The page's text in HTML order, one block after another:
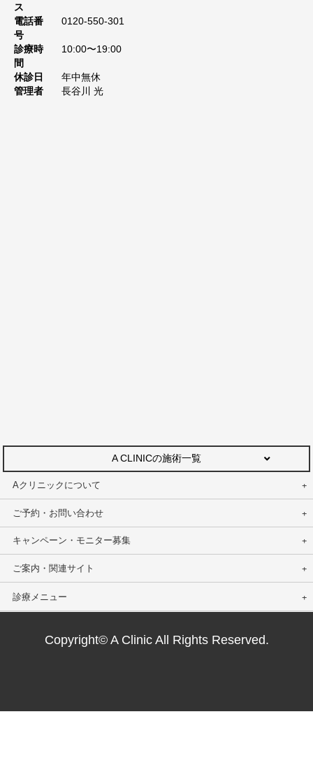
ス
電話番
号
0120-550-301
診療時
間
10:00〜19:00
休診日
年中無休
管理者
長谷川 光
A CLINICの施術一覧
Aクリニックについて
ご予約・お問い合わせ
キャンペーン・モニター募集
ご案内・関連サイト
診療メニュー
Copyright© A Clinic All Rights Reserved.